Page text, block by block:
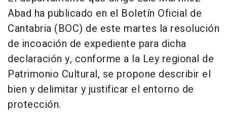
Abad ha publicado en el Boletín Oficial de
Cantabria (BOC) de este martes la resolución
de incoación de expediente para dicha
declaración y, conforme a la Ley regional de
Patrimonio Cultural, se propone describir el
bien y delimitar y justificar el entorno de
protección.